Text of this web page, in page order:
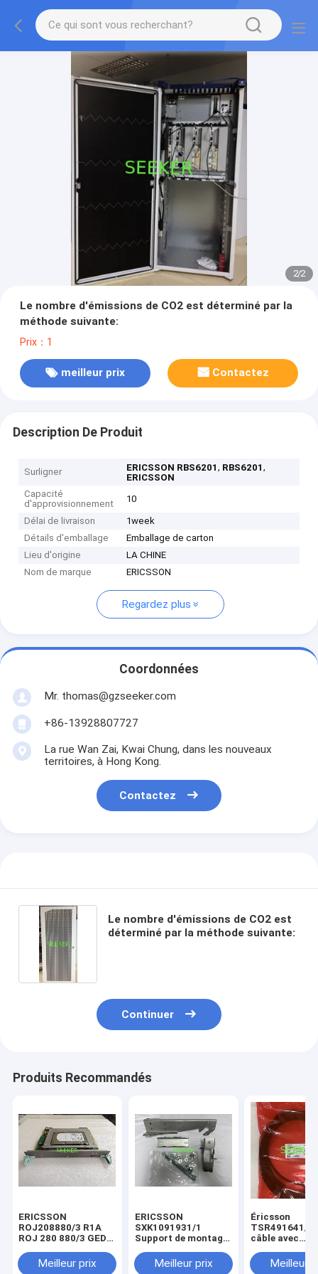
2/2
Le nombre d'émissions de CO2 est déterminé par la
méthode suivante:
Prix：1
meilleur prix Contactez
Description De Produit
Surligner ERICSSON RBS6201, RBS6201,
ERICSSON
Capacité
d'approvisionnement
10
Délai de livraison
1week
Détails d'emballage
Emballage de carton
Lieu d'origine
LA CHINE
Nom de marque
ERICSSON
Regardez plus
Coordonnées
Mr. thomas@gzseeker.com
+86-13928807727
La rue Wan Zai, Kwai Chung, dans les nouveaux
territoires, à Hong Kong.
Contactez
Le nombre d'émissions de CO2 est
déterminé par la méthode suivante:
Continuer
Produits Recommandés
ERICSSON
ROJ208880/3 R1A
ROJ 280 880/3 GED-
Meilleur prix
ERICSSON
SXK1091931/1
Support de montage
Meilleur prix
Éricsson
TSR491641/
câble avec
signalMeilleur